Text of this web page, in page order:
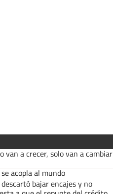
van a crecer, solo van a cambiar
acopla al mundo
descartó bajar encajes y no